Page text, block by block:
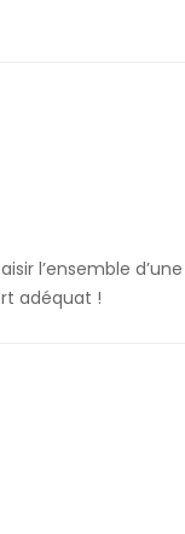
l’ensemble
adéquat !